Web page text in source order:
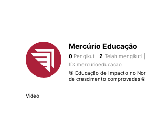
Mercúrio Educação
0 Pengikut |2 Telah mengikuti
ID: mercurioeducacao
🎯 Educação de Impacto no
de crescimento comprovadas
Video